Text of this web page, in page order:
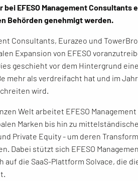
EFESO Management Consultants
Behörden genehmigt werden.
Consultants, Eurazeo und
Expansion von EFESO
geschieht vor dem Hintergrund
mehr als verdreifacht hat und im
wird.
Welt arbeitet EFESO
Marken bis hin zu
Private Equity - um deren
Dabei stützt sich EFESO
die SaaS-Plattform Solvace, die